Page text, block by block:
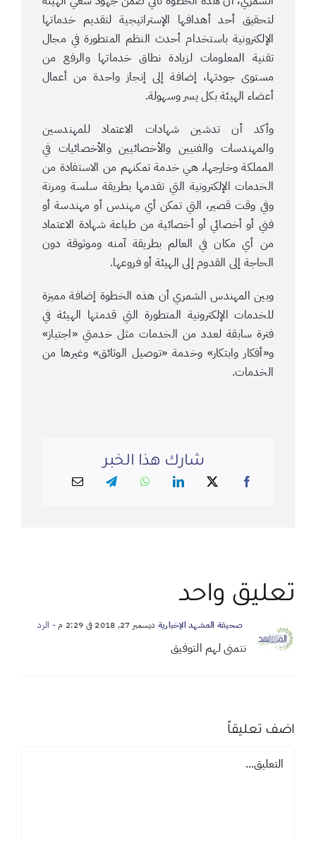
لتحقيق أحد أهدافها الإستراتيجية لتقديم خدماتها
الإلكترونية باستخدام أحدث النظم المتطورة في مجال
تقنية المعلومات لزيادة نطاق خدماتها والرفع من
مستوى جودتها، إضافة إلى إنجاز واحدة من أعمال
أعضاء الهيئة بكل يسر وسهولة.
وأكد أن تدشين شهادات الاعتماد للمهندسين
والمهندسات والفنيين والأخصائيين والأخصائيات في
المملكة وخارجها، هي خدمة تمكنهم من الاستفادة من
الخدمات الإلكترونية التي تقدمها بطريقة سلسة ومرنة
وفي وقت قصير، التي تمكن أي مهندس أو مهندسة أو
فني أو أخصائي أو أخصائية من طباعة شهادة الاعتماد
من أي مكان في العالم بطريقة آمنه وموثوقة دون
الحاجة إلى القدوم إلى الهيئة أو فروعها.
وبين المهندس الشمري أن هذه الخطوة إضافة مميزة
للخدمات الإلكترونية المتطورة التي قدمتها الهيئة في
فترة سابقة لعدد من الخدمات مثل خدمتي «اجتياز»
و«أفكار وابتكار» وخدمة «توصيل الوثائق» وغيرها من
الخدمات.
شارك هذا الخبر
تعليق واحد
صحيفة المشهد الإخبارية ديسمبر 27, 2018 في 2:29 م - الرد
نتمنى لهم التوفيق
اضف تعليقاً
تعليق